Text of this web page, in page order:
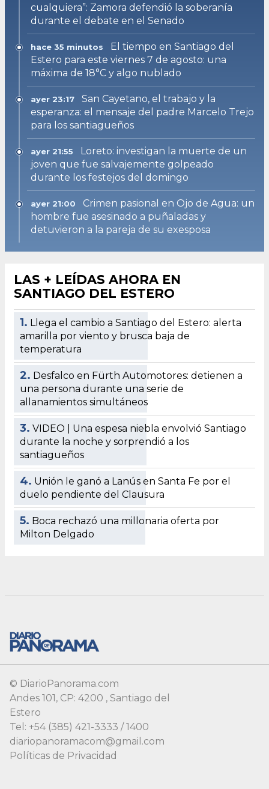
© DiarioPanorama.com
Andes 101, CP: 4200 , Santiago del
Estero
Tel: +54 (385) 421-3333 / 1400
diariopanoramacom@gmail.com
Políticas de Privacidad